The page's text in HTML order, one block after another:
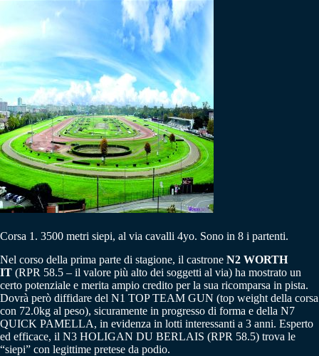
Corsa 1. 3500 metri siepi, al via cavalli 4yo. Sono in 8 i partenti.
Nel corso della prima parte di stagione, il castrone N2 WORTH
IT (RPR 58.5 – il valore più alto dei soggetti al via) ha mostrato un
certo potenziale e merita ampio credito per la sua ricomparsa in pista.
Dovrà però diffidare del N1 TOP TEAM GUN (top weight della corsa
con 72.0kg al peso), sicuramente in progresso di forma e della N7
QUICK PAMELLA, in evidenza in lotti interessanti a 3 anni. Esperto
ed efficace, il N3 HOLIGAN DU BERLAIS (RPR 58.5) trova le
“siepi” con legittime pretese da podio.